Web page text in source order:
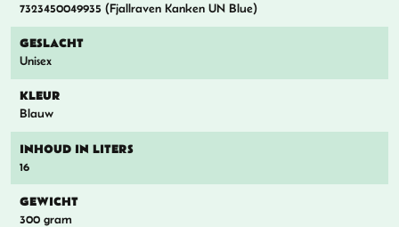
7323450049935 (Fjallraven Kanken UN Blue)
GESLACHT
Unisex
KLEUR
Blauw
INHOUD IN LITERS
16
GEWICHT
300 gram